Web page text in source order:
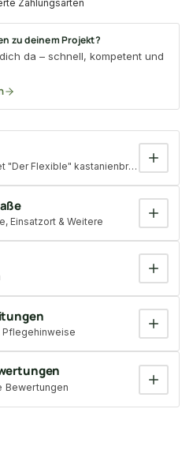
"Der Flexible" kastanienbraun,
Einsatzort & Weitere
Pflegehinweise
Bewertungen
zu deinem Projekt?
da – schnell, kompetent und